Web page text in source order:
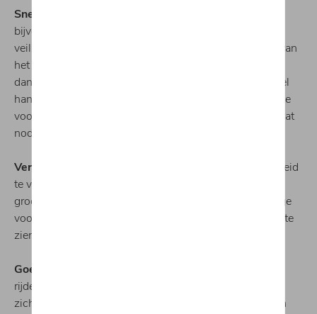
Snelheidsregel bij mist.
bijvoorbeeld slechts 50 m vóór je kan zien, is dat de
veiligheidsafstand die je moet behouden ten opzichte van
het voertuig voor je en waarbij je niet sneller mag rijden
dan 50 km/u. Front Assist, dat automatisch remt, is heel
handig want het bewaart de afstand van je wagen tot de
voorligger en begint automatisch te remmen wanneer dat
nodig is.
Vermijd verblinden.
Een andere tip is om je zichtbaarheid
te verhogen met de mistlichten. Gebruik nooit je
grootlichten omdat ze een effect creëren op een nevelige
voorruit dat je verhindert de contouren van voorliggers te
zien.
Goede zichtbaarheid in de regen.
rijden met ruitenwissers die in slechte staat zijn, de
zichtbaarheid vermindert met 20% tot 30%. Ze moeten